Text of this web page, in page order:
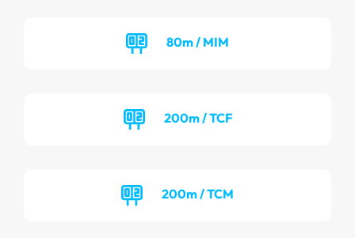
80m / MIM
200m / TCF
200m / TCM